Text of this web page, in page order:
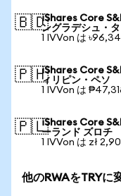
🇧🇩iShares Core
ングラデシュ・
1 IVVon は
🇵🇭iShares Core
ィリピン・ペソ
1 IVVon は
🇵🇱iShares Core
ーランド ズロチ
1 IVVon は zł
他のRWAをTRYに